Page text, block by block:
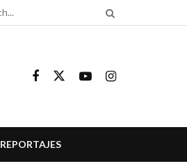
REPORTAJES